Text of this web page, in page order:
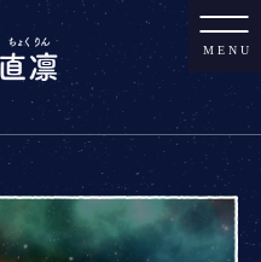
MENU